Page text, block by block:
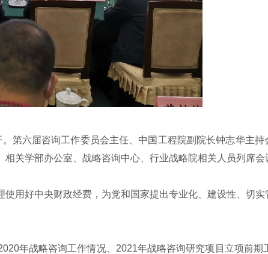
六届咨询工作委员会主任、中国工程院副院长钟志华主持
关学部办公室、战略咨询中心、行业战略院相关人员列席会
好中央财政经费，为党和国家提出专业化、建设性、切实
年战略咨询工作情况、2021年战略咨询研究项目立项前期